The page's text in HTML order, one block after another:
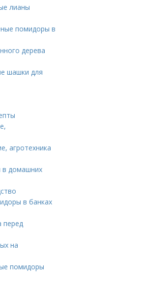
лианы
помидоры в
дерева
шашки для
агротехника
в домашних
в банках
перед
на
помидоры